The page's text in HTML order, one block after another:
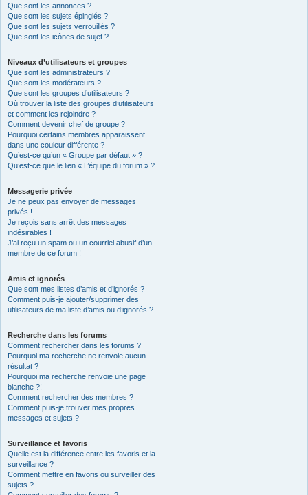
Que sont les annonces ?
Que sont les sujets épinglés ?
Que sont les sujets verrouillés ?
Que sont les icônes de sujet ?
Niveaux d’utilisateurs et groupes
Que sont les administrateurs ?
Que sont les modérateurs ?
Que sont les groupes d’utilisateurs ?
Où trouver la liste des groupes d’utilisateurs
et comment les rejoindre ?
Comment devenir chef de groupe ?
Pourquoi certains membres apparaissent
dans une couleur différente ?
Qu’est-ce qu’un « Groupe par défaut » ?
Qu’est-ce que le lien « L’équipe du forum » ?
Messagerie privée
Je ne peux pas envoyer de messages
privés !
Je reçois sans arrêt des messages
indésirables !
J’ai reçu un spam ou un courriel abusif d’un
membre de ce forum !
Amis et ignorés
Que sont mes listes d’amis et d’ignorés ?
Comment puis-je ajouter/supprimer des
utilisateurs de ma liste d’amis ou d’ignorés ?
Recherche dans les forums
Comment rechercher dans les forums ?
Pourquoi ma recherche ne renvoie aucun
résultat ?
Pourquoi ma recherche renvoie une page
blanche ?!
Comment rechercher des membres ?
Comment puis-je trouver mes propres
messages et sujets ?
Surveillance et favoris
Quelle est la différence entre les favoris et la
surveillance ?
Comment mettre en favoris ou surveiller des
sujets ?